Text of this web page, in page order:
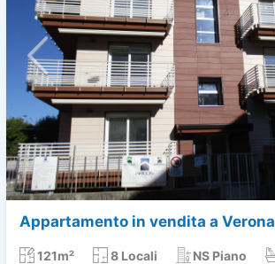
Appartamento in vendita a
121m² 8 Locali NS Piano